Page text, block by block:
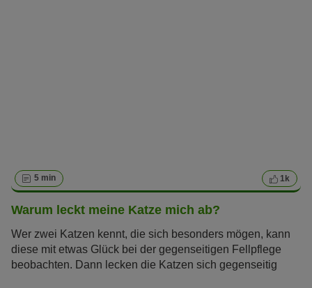
5 min 1k
Warum leckt meine Katze mich ab?
Wer zwei Katzen kennt, die sich besonders mögen, kann
diese mit etwas Glück bei der gegenseitigen Fellpflege
beobachten. Dann lecken die Katzen sich gegenseitig